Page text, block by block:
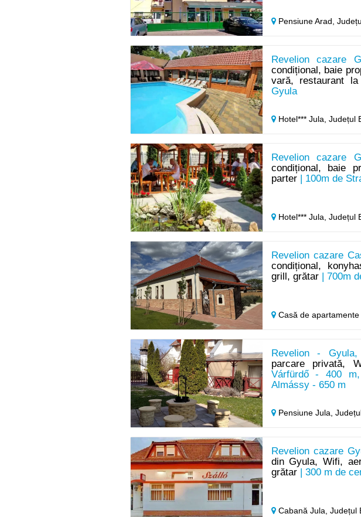
Pensiune Arad,
Revelion
condițional, baie
vară, restaurant
Gyula
Hotel*** Jula, Județul
Revelion
condițional, baie
parter| 100m de
Hotel*** Jula, Județul
Revelion cazare
condițional,
grill, grătar| 700m
Casă de apartamente
Revelion -
parcare privată,
Várfürdő - 400
Almássy - 650 m
Pensiune Jula,
Revelion cazare
din Gyula, Wifi,
grătar| 300 m de
Cabană Jula, Județul